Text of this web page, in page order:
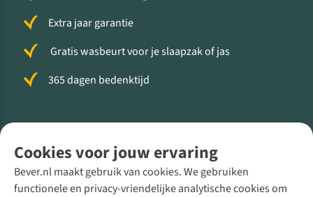
Cookies voor jouw ervaring
Bever.nl maakt gebruik van cookies. We gebruiken
functionele en privacy-vriendelijke analytische cookies om
Extra jaar garantie
Gratis wasbeurt voor je slaapzak of jas
365 dagen bedenktijd